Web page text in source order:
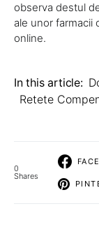
observa destul
ale unor farmacii
online.
In this article:
Retete
0
Shares